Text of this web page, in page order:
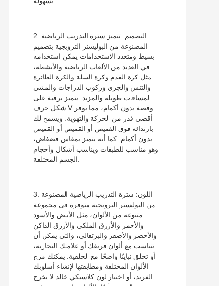
2. التصميم: تتميز سترة التدريب الرياضية
المصنوعة من البوليستر الترويجية بتصميم
بسيط ومتعدد الاستخدامات يمكن استخدامه
في العديد من الألعاب الرياضية والأنشطة،
مثل كرة القدم وكرة السلة والكرة الطائرة
والتنس والجري وركوب الدراجات والمشي
لمسافات طويلة والمزيد. يتميز برقبة على
شكل حرف V وقصة بدون أكمام، مما يوفر
أقصى قدر من الحركة والتهوية، ويسمح لك
بارتدائه فوق القميص أو القميص أو القميص
بدون أكمام. كما أنه يتميز بمقاس فضفاض،
وهو مناسب للطبقات ويناسب أشكال وأحجام
3. اللون: سترة التدريب الرياضية المصنوعة
من البوليستر الترويجية متوفرة في مجموعة
متنوعة من الألوان، مثل الأبيض والأسود
والأحمر والأزرق الملكي والأزرق الداكن
والأخضر والأصفر والبرتقالي، والتي يمكن أن
تتناسب مع ألوان فريقك أو علامتك التجارية،
أو تخلق تباينًا واضحًا مع الخلفية. يمكنك مزج
الألوان المختلفة ومطابقتها لإنشاء أسلوبك
الفريد، أو اختيار لون كلاسيكي خالد لا يخرج